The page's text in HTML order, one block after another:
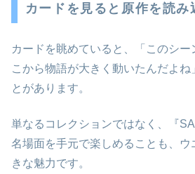
カードを見ると原作を読み
カードを眺めていると、「このシー
こから物語が大きく動いたんだよね
とがあります。
単なるコレクションではなく、『
名場面を手元で楽しめることも、ウ
きな魅力です。